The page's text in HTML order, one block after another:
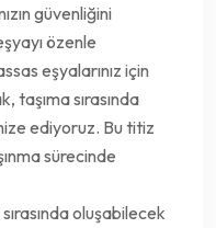
güvenliğini
özenle
eşyalarınız için
taşıma sırasında
ediyoruz. Bu titiz
sürecinde
sırasında oluşabilecek